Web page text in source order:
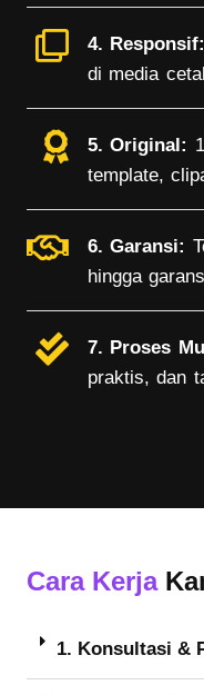
4. Responsif:
di media
5. Original:
template,
6. Garansi:
hingga
7. Proses
praktis, dan
Cara Kerja
1. Konsultasi &